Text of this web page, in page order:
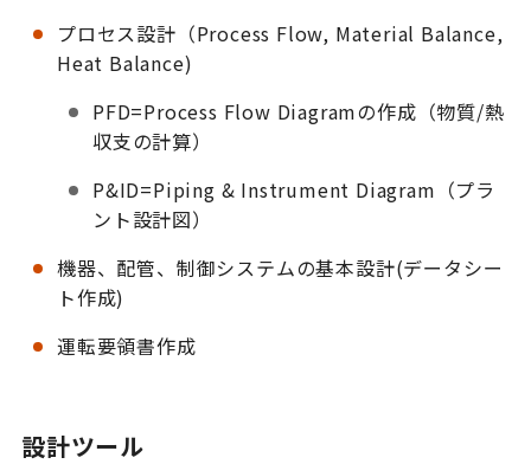
プロセス設計（Process Flow, Material Balance,
Heat Balance)
PFD=Process Flow Diagramの作成（物質/熱
収支の計算）
P&ID=Piping & Instrument Diagram（プラ
ント設計図）
機器、配管、制御システムの基本設計(データシー
ト作成)
運転要領書作成
設計ツール